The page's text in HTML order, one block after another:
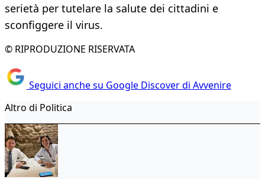
serietà per tutelare la salute dei cittadini e
sconfiggere il virus.
© RIPRODUZIONE RISERVATA
Seguici anche su Google Discover di Avvenire
Altro di Politica